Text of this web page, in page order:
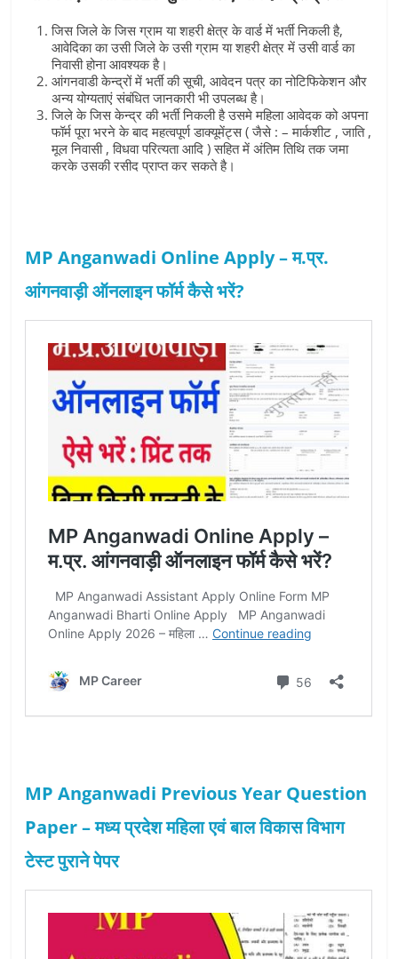
जिस जिले के जिस ग्राम या शहरी क्षेत्र के वार्ड में भर्ती निकली है,
आवेदिका का उसी जिले के उसी ग्राम या शहरी क्षेत्र में उसी वार्ड का
निवासी होना आवश्यक है।
आंगनवाडी केन्द्रों में भर्ती की सूची, आवेदन पत्र का नोटिफिकेशन और
अन्य योग्यताएं संबंधित जानकारी भी उपलब्ध है।
जिले के जिस केन्द्र की भर्ती निकली है उसमे महिला आवेदक को अपना
फॉर्म पूरा भरने के बाद महत्वपूर्ण डाक्यूमेंट्स ( जैसे : – मार्कशीट , जाति ,
मूल निवासी , विधवा परित्यता आदि ) सहित में अंतिम तिथि तक जमा
करके उसकी रसीद प्राप्त कर सकते है।
MP Anganwadi Online Apply – म.प्र.
आंगनवाड़ी ऑनलाइन फॉर्म कैसे भरें?
MP Anganwadi Previous Year Question
Paper – मध्य प्रदेश महिला एवं बाल विकास विभाग
टेस्ट पुराने पेपर